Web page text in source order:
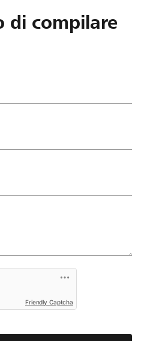
di compilare
Friendly Captcha